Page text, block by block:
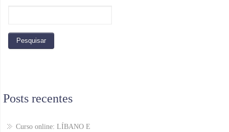
Posts recentes
Curso online: LÍBANO E